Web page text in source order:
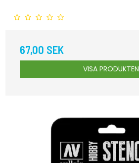
67,00 SEK
VISA PRODUKTEN